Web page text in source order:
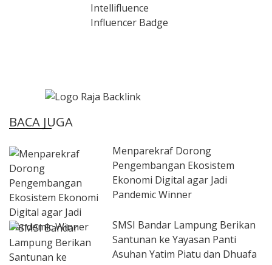
BACA JUGA
Menparekraf Dorong
Pengembangan Ekosistem
Ekonomi Digital agar Jadi
Pandemic Winner
SMSI Bandar Lampung Berikan
Santunan ke Yayasan Panti
Asuhan Yatim Piatu dan Dhuafa